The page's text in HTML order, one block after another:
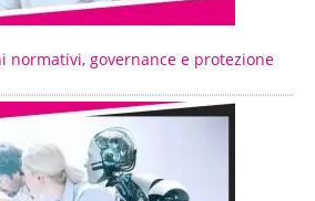
normativi, governance e protezione